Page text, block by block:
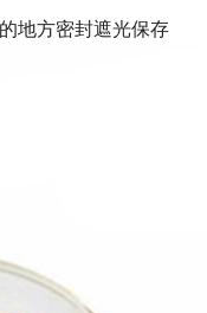
地方密封遮光保存